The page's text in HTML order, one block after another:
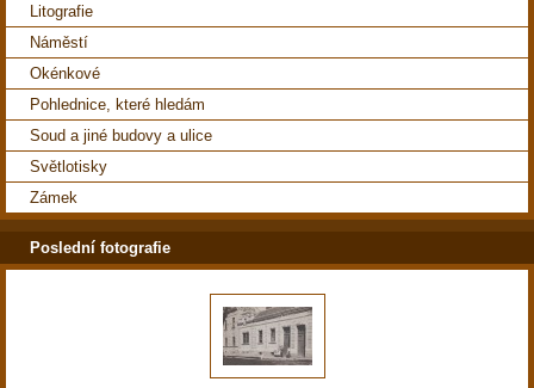
Litografie
Náměstí
Okénkové
Pohlednice, které hledám
Soud a jiné budovy a ulice
Světlotisky
Zámek
Poslední fotografie